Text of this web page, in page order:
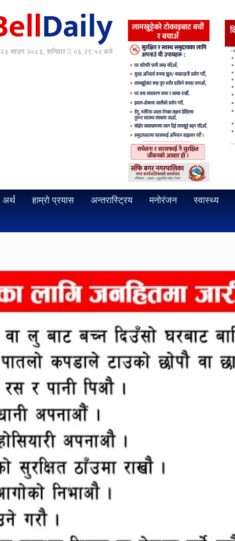
२३ साउन २०८३, शनिवार ०६:२९:५३ बजे
अर्थ हाम्रो प्रयास अन्तरास्ट्रिय मनोरंजन स्वास्थ्य